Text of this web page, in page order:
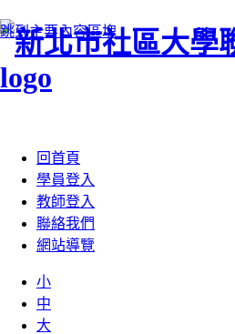
跳到主要內容區塊
回首頁
學員登入
教師登入
聯絡我們
網站導覽
小
中
大